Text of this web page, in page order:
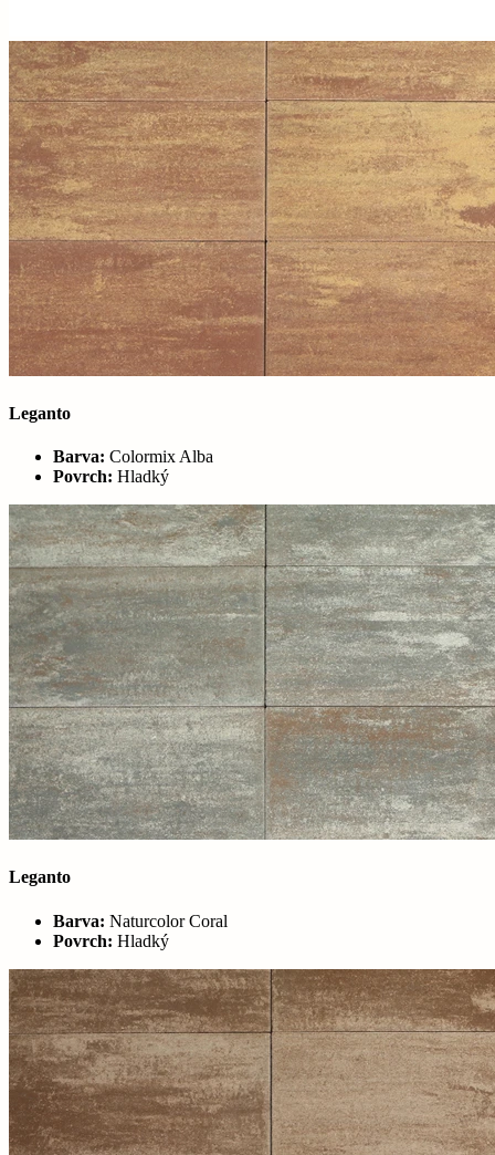
Leganto
Barva: Colormix Alba
Povrch: Hladký
Leganto
Barva: Naturcolor Coral
Povrch: Hladký